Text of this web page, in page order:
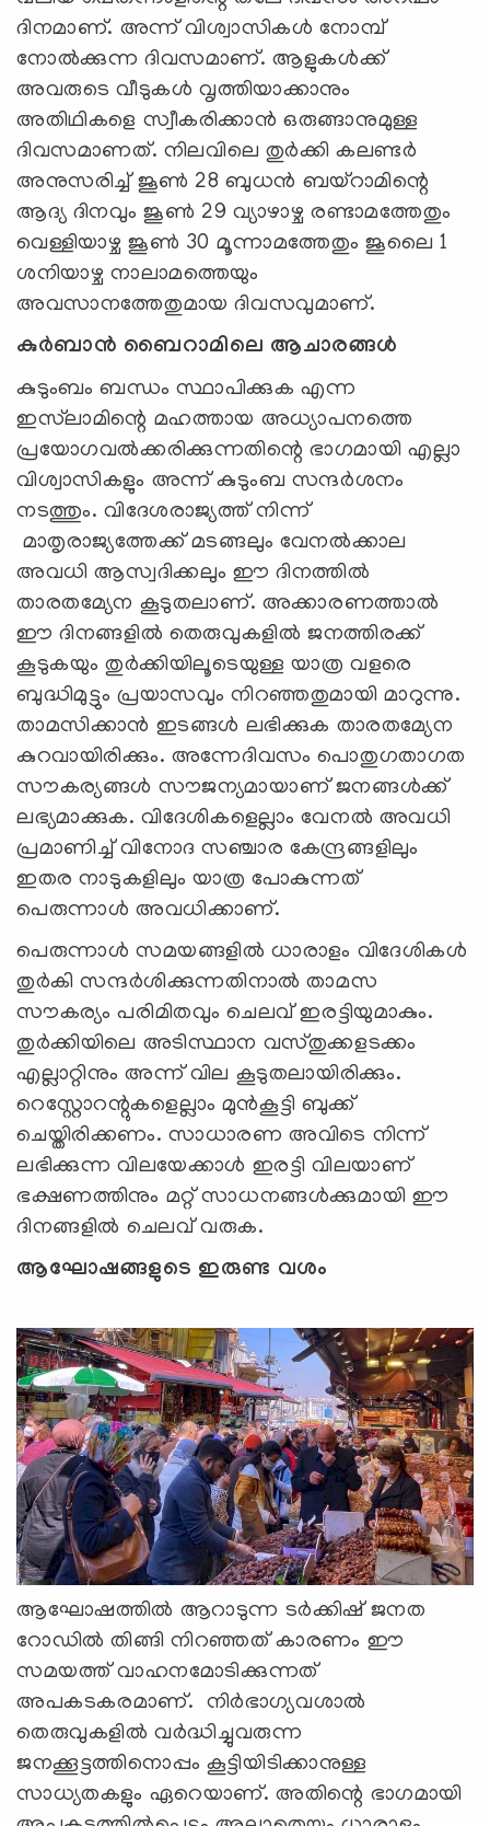
ദിനമാണ്. അന്ന് വിശ്വാസികൾ നോമ്പ്
നോൽക്കുന്ന ദിവസമാണ്. ആളുകൾക്ക്
അവരുടെ വീടുകൾ വൃത്തിയാക്കാനും
അതിഥികളെ സ്വീകരിക്കാൻ ഒരുങ്ങാനുമുള്ള
ദിവസമാണത്. നിലവിലെ തുർക്കി കലണ്ടർ
അനുസരിച്ച് ജൂൺ 28 ബുധൻ ബയ്‌റാമിന്റെ
ആദ്യ ദിനവും ജൂൺ 29 വ്യാഴാഴ്ച രണ്ടാമത്തേതും
വെള്ളിയാഴ്ച ജൂൺ 30 മൂന്നാമത്തേതും ജൂലൈ 1
ശനിയാഴ്ച നാലാമത്തെയും
അവസാനത്തേതുമായ ദിവസവുമാണ്.
കുർബാൻ ബൈറാമിലെ ആചാരങ്ങൾ
കുടുംബം ബന്ധം സ്ഥാപിക്കുക എന്ന
ഇസ്‍ലാമിന്റെ മഹത്തായ അധ്യാപനത്തെ
പ്രയോഗവല്‍ക്കരിക്കുന്നതിന്റെ ഭാഗമായി എല്ലാ
വിശ്വാസികളും അന്ന് കുടുംബ സന്ദർശനം
നടത്തും. വിദേശരാജ്യത്ത് നിന്ന്
മാതൃരാജ്യത്തേക്ക് മടങ്ങലും വേനൽക്കാല
അവധി ആസ്വദിക്കലും ഈ ദിനത്തിൽ
താരതമ്യേന കൂടുതലാണ്. അക്കാരണത്താൽ
ഈ ദിനങ്ങളില്‍ തെരുവുകളില്‍ ജനത്തിരക്ക്
കൂടുകയും തുർക്കിയിലൂടെയുള്ള യാത്ര വളരെ
ബുദ്ധിമുട്ടും പ്രയാസവും നിറഞ്ഞതുമായി മാറുന്നു.
താമസിക്കാൻ ഇടങ്ങൾ ലഭിക്കുക താരതമ്യേന
കുറവായിരിക്കും. അന്നേദിവസം പൊതുഗതാഗത
സൗകര്യങ്ങൾ സൗജന്യമായാണ് ജനങ്ങൾക്ക്
ലഭ്യമാക്കുക. വിദേശികളെല്ലാം വേനൽ അവധി
പ്രമാണിച്ച് വിനോദ സഞ്ചാര കേന്ദ്രങ്ങളിലും
ഇതര നാടുകളിലും യാത്ര പോകുന്നത്
പെരുന്നാൾ അവധിക്കാണ്.
പെരുന്നാൾ സമയങ്ങളിൽ ധാരാളം വിദേശികള്‍
തുര്‍കി സന്ദര്‍ശിക്കുന്നതിനാല്‍ താമസ
സൗകര്യം പരിമിതവും ചെലവ് ഇരട്ടിയുമാകും.
തുർക്കിയിലെ അടിസ്ഥാന വസ്തുക്കളടക്കം
എല്ലാറ്റിനും അന്ന് വില കൂടുതലായിരിക്കും.
റെസ്റ്റോറന്റുകളെല്ലാം മുൻകൂട്ടി ബുക്ക്
ചെയ്തിരിക്കണം. സാധാരണ അവിടെ നിന്ന്
ലഭിക്കുന്ന വിലയേക്കാൾ ഇരട്ടി വിലയാണ്
ഭക്ഷണത്തിനും മറ്റ് സാധനങ്ങൾക്കുമായി ഈ
ദിനങ്ങളില്‍ ചെലവ് വരുക.
ആഘോഷങ്ങളുടെ ഇരുണ്ട വശം
ആഘോഷത്തില്‍ ആറാടുന്ന ടർക്കിഷ് ജനത
റോഡിൽ തിങ്ങി നിറഞ്ഞത് കാരണം ഈ
സമയത്ത് വാഹനമോടിക്കുന്നത്
അപകടകരമാണ്. നിർഭാഗ്യവശാൽ
തെരുവുകളിൽ വർദ്ധിച്ചുവരുന്ന
ജനക്കൂട്ടത്തിനൊപ്പം കൂട്ടിയിടിക്കാനുള്ള
സാധ്യതകളും ഏറെയാണ്. അതിന്റെ ഭാഗമായി